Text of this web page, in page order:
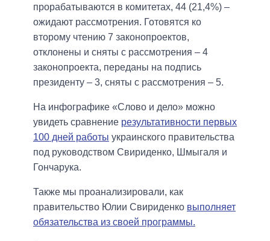
прорабатываются в комитетах, 44 (21,4%) –
ожидают рассмотрения. Готовятся ко
второму чтению 7 законопроектов,
отклонены и сняты с рассмотрения – 4
законопроекта, переданы на подпись
президенту – 3, сняты с рассмотрения – 5.
На инфографике «Слово и дело» можно
увидеть сравнение результативности первых
100 дней работы украинского правительства
под руководством Свириденко, Шмыгаля и
Гончарука.
Также мы проанализировали, как
правительство Юлии Свириденко выполняет
обязательства из своей программы.